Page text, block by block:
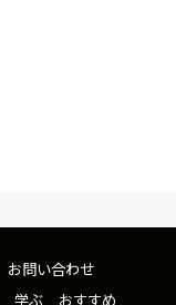
お問い合わせ
学ぶ おすすめ